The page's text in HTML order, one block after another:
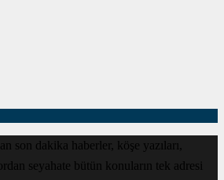
son dakika haberler, köşe yazıları,
seyahate bütün konuların tek adresi